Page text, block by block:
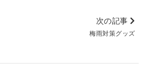
次の記事
梅雨対策グッズ